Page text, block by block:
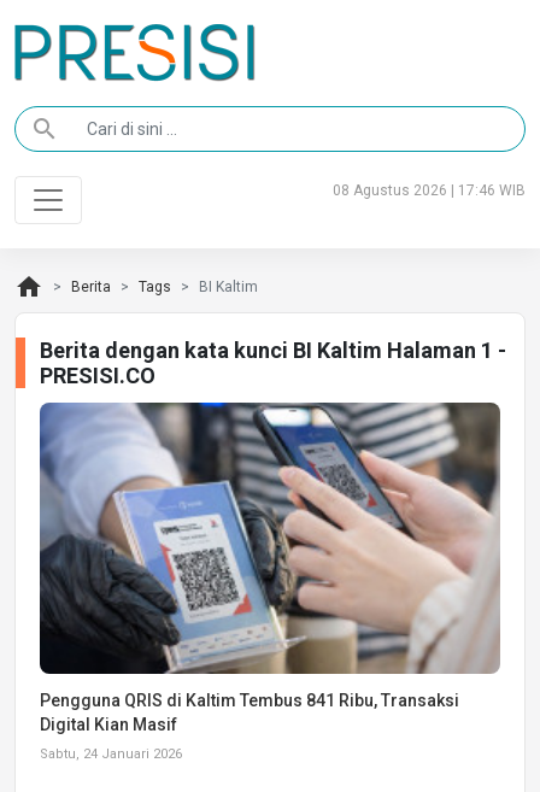
search
08 Agustus 2026 | 17:46 WIB
home Berita Tags BI Kaltim
Berita dengan kata kunci BI Kaltim Halaman 1 -
PRESISI.CO
Pengguna QRIS di Kaltim Tembus 841 Ribu, Transaksi
Digital Kian Masif
Sabtu, 24 Januari 2026